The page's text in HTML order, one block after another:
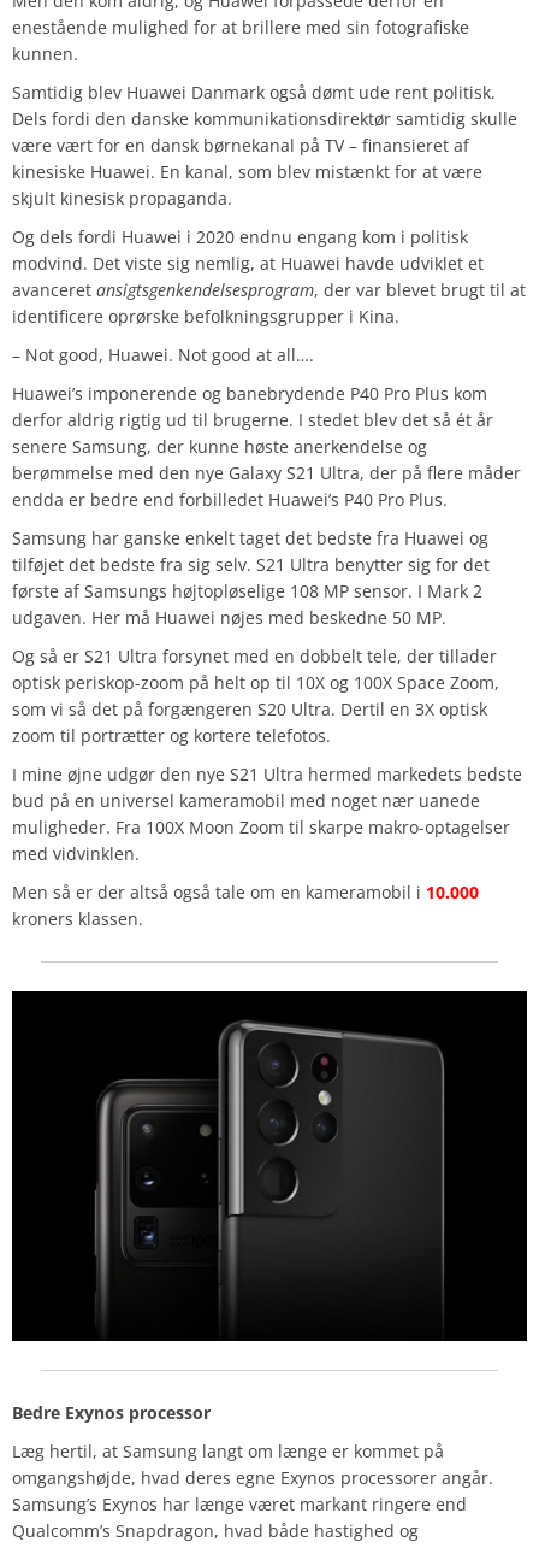
enestående mulighed for at brillere med sin fotografiske
kunnen.
Samtidig blev Huawei Danmark også dømt ude rent politisk.
Dels fordi den danske kommunikationsdirektør samtidig skulle
være vært for en dansk børnekanal på TV – finansieret af
kinesiske Huawei. En kanal, som blev mistænkt for at være
skjult kinesisk propaganda.
Og dels fordi Huawei i 2020 endnu engang kom i politisk
modvind. Det viste sig nemlig, at Huawei havde udviklet et
avanceret ansigtsgenkendelsesprogram, der var blevet brugt til at
identificere oprørske befolkningsgrupper i Kina.
– Not good, Huawei. Not good at all….
Huawei’s imponerende og banebrydende P40 Pro Plus kom
derfor aldrig rigtig ud til brugerne. I stedet blev det så ét år
senere Samsung, der kunne høste anerkendelse og
berømmelse med den nye Galaxy S21 Ultra, der på flere måder
endda er bedre end forbilledet Huawei’s P40 Pro Plus.
Samsung har ganske enkelt taget det bedste fra Huawei og
tilføjet det bedste fra sig selv. S21 Ultra benytter sig for det
første af Samsungs højtopløselige 108 MP sensor. I Mark 2
udgaven. Her må Huawei nøjes med beskedne 50 MP.
Og så er S21 Ultra forsynet med en dobbelt tele, der tillader
optisk periskop-zoom på helt op til 10X og 100X Space Zoom,
som vi så det på forgængeren S20 Ultra. Dertil en 3X optisk
zoom til portrætter og kortere telefotos.
I mine øjne udgør den nye S21 Ultra hermed markedets bedste
bud på en universel kameramobil med noget nær uanede
muligheder. Fra 100X Moon Zoom til skarpe makro-optagelser
med vidvinklen.
Men så er der altså også tale om en kameramobil i 10.000
kroners klassen.
Bedre Exynos processor
Læg hertil, at Samsung langt om længe er kommet på
omgangshøjde, hvad deres egne Exynos processorer angår.
Samsung’s Exynos har længe været markant ringere end
Qualcomm’s Snapdragon, hvad både hastighed og